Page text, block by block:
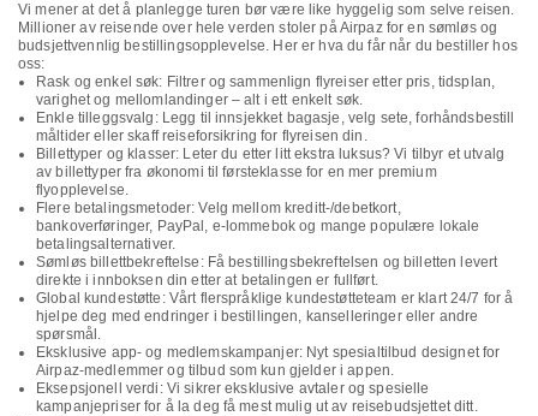
Vi mener at det å planlegge turen bør være like hyggelig som selve reisen.
Millioner av reisende over hele verden stoler på Airpaz for en sømløs og
budsjettvennlig bestillingsopplevelse. Her er hva du får når du bestiller hos
oss:
Rask og enkel søk: Filtrer og sammenlign flyreiser etter pris, tidsplan,
varighet og mellomlandinger – alt i ett enkelt søk.
Enkle tilleggsvalg: Legg til innsjekket bagasje, velg sete, forhåndsbestill
måltider eller skaff reiseforsikring for flyreisen din.
Billettyper og klasser: Leter du etter litt ekstra luksus? Vi tilbyr et utvalg
av billettyper fra økonomi til førsteklasse for en mer premium
flyopplevelse.
Flere betalingsmetoder: Velg mellom kreditt-/debetkort,
bankoverføringer, PayPal, e-lommebok og mange populære lokale
betalingsalternativer.
Sømløs billettbekreftelse: Få bestillingsbekreftelsen og billetten levert
direkte i innboksen din etter at betalingen er fullført.
Global kundestøtte: Vårt flerspråklige kundestøtteteam er klart 24/7 for å
hjelpe deg med endringer i bestillingen, kanselleringer eller andre
spørsmål.
Eksklusive app- og medlemskampanjer: Nyt spesialtilbud designet for
Airpaz-medlemmer og tilbud som kun gjelder i appen.
Eksepsjonell verdi: Vi sikrer eksklusive avtaler og spesielle
kampanjepriser for å la deg få mest mulig ut av reisebudsjettet ditt.